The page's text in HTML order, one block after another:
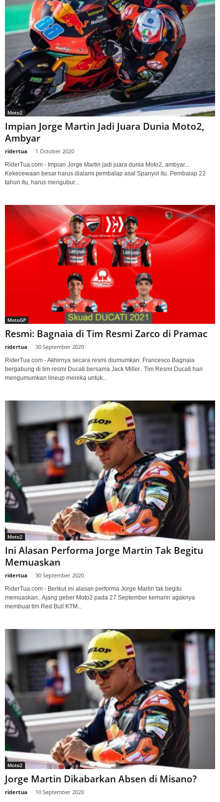
Moto2
Impian Jorge Martin Jadi Juara Dunia Moto2,
Ambyar
ridertua 1 October 2020
RiderTua.com - Impian Jorge Martin jadi juara dunia Moto2, ambyar...
Kekecewaan besar harus dialami pembalap asal Spanyol itu. Pembalap 22
tahun itu, harus mengubur...
MotoGP
Resmi: Bagnaia di Tim Resmi Zarco di Pramac
ridertua 30 September 2020
RiderTua.com - Akhirnya secara resmi diumumkan: Francesco Bagnaia
bergabung di tim resmi Ducati bersama Jack Miller.. Tim Resmi Ducati hari
mengumumkan lineup mereka untuk...
Moto2
Ini Alasan Performa Jorge Martin Tak Begitu
Memuaskan
ridertua 30 September 2020
RiderTua.com - Berikut ini alasan performa Jorge Martin tak begitu
memuaskan.. Ajang geber Moto2 pada 27 September kemarin agaknya
membuat tim Red Bull KTM...
Moto2
Jorge Martin Dikabarkan Absen di Misano?
ridertua 10 September 2020